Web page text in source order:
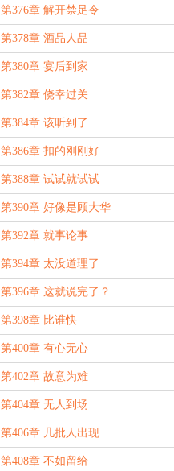
第376章 解开禁足令
第378章 酒品人品
第380章 宴后到家
第382章 侥幸过关
第384章 该听到了
第386章 扣的刚刚好
第388章 试试就试试
第390章 好像是顾大华
第392章 就事论事
第394章 太没道理了
第396章 这就说完了？
第398章 比谁快
第400章 有心无心
第402章 故意为难
第404章 无人到场
第406章 几批人出现
第408章 不如留给